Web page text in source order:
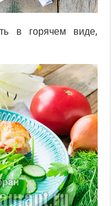
в горячем виде,